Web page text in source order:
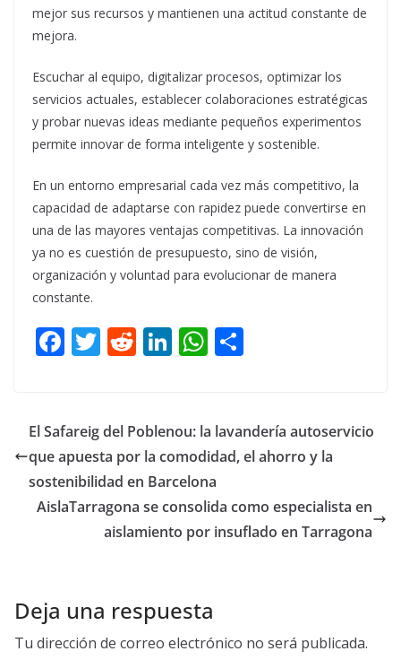
mejor sus recursos y mantienen una actitud constante de
mejora.
Escuchar al equipo, digitalizar procesos, optimizar los
servicios actuales, establecer colaboraciones estratégicas
y probar nuevas ideas mediante pequeños experimentos
permite innovar de forma inteligente y sostenible.
En un entorno empresarial cada vez más competitivo, la
capacidad de adaptarse con rapidez puede convertirse en
una de las mayores ventajas competitivas. La innovación
ya no es cuestión de presupuesto, sino de visión,
organización y voluntad para evolucionar de manera
constante.
F
b
o
o
k
T
er
R
di
t
Li
e
dI
n
W
s
A
p
p
p
ar
r
El Safareig del Poblenou: la lavandería autoservicio
que apuesta por la comodidad, el ahorro y la
sostenibilidad en Barcelona
AislaTarragona se consolida como especialista en
aislamiento por insuflado en Tarragona
Deja una respuesta
Tu dirección de correo electrónico no será publicada.